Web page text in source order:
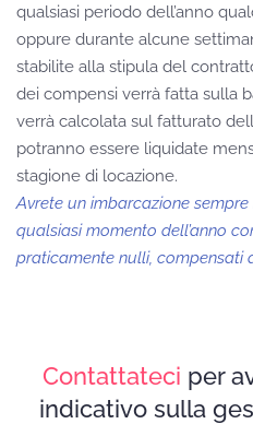
qualsiasi periodo dell’anno
oppure durante alcune
stabilite alla stipula del
dei compensi verrà fatta sulla
verrà calcolata sul fatturato
potranno essere liquidate
stagione di locazione.
Avrete un imbarcazione
qualsiasi momento dell’anno
praticamente nulli, compensati
Contattateci per
indicativo sulla